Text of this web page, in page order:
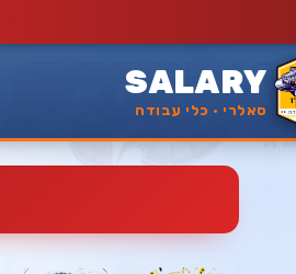
SALARY
סאלרי · כלי עבודה